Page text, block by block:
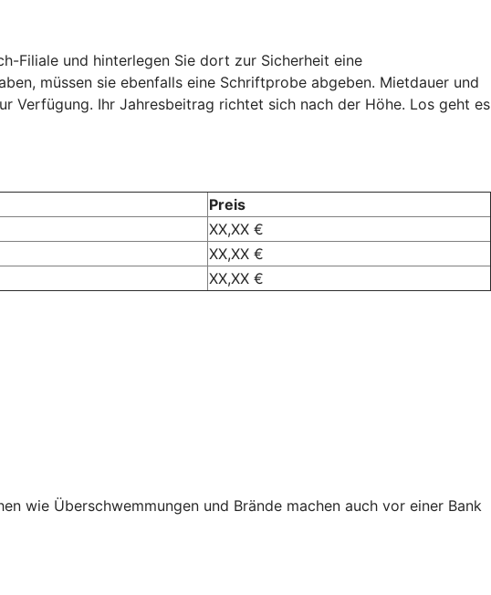
Filiale und hinterlegen Sie dort zur Sicherheit eine
müssen sie ebenfalls eine Schriftprobe abgeben. Mietdauer und
Verfügung. Ihr Jahresbeitrag richtet sich nach der Höhe. Los geht es
Preis
XX,XX €
XX,XX €
XX,XX €
wie Überschwemmungen und Brände machen auch vor einer Bank